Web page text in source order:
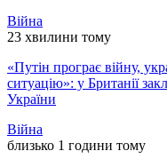
Війна
23 хвилини тому
«Путін програє війну,
ситуацію»: у Британії
України
Війна
близько 1 години тому